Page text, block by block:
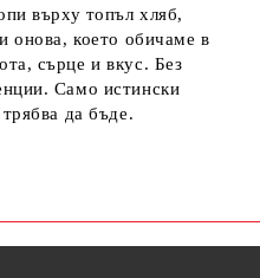
върху топъл хляб,
онова, което обичаме в
сърце и вкус. Без
Само истински
да бъде.